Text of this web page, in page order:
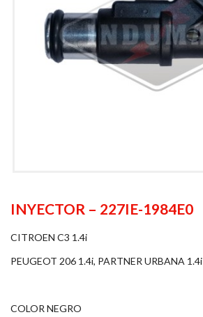
INYECTOR – 227IE-1984E0
CITROEN C3 1.4i
PEUGEOT 206 1.4i, PARTNER URBANA 1.4i
COLOR NEGRO